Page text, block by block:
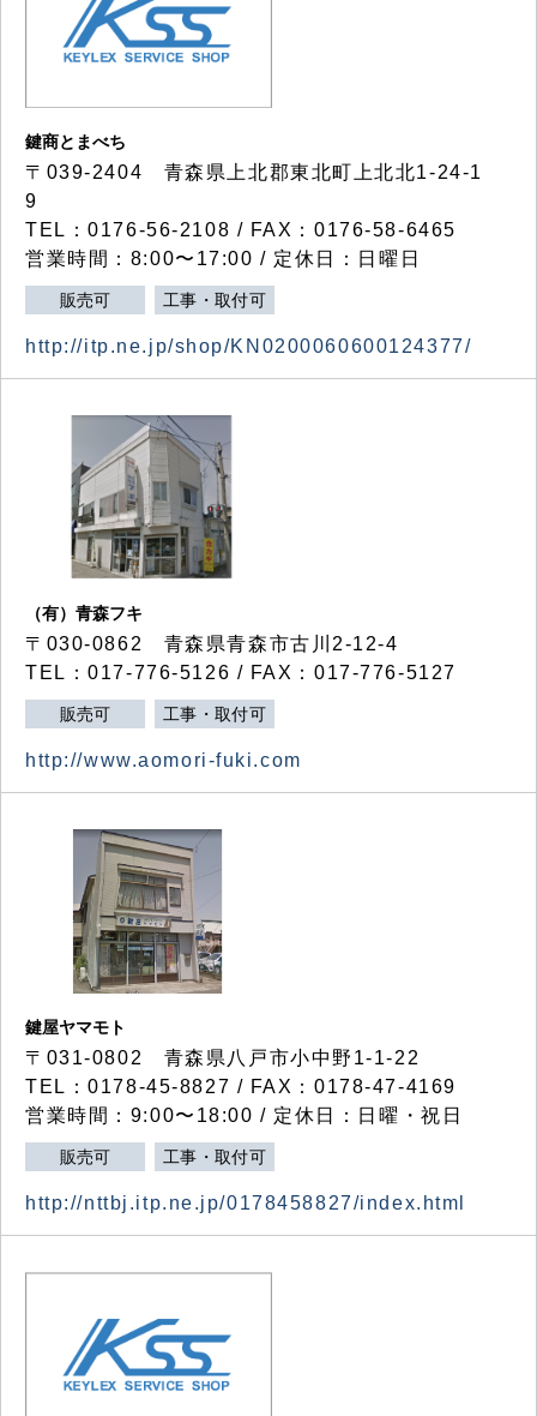
鍵商とまべち
〒039-2404 青森県上北郡東北町上北北1-24-1
9
TEL：0176-56-2108 / FAX：0176-58-6465
営業時間：8:00〜17:00 / 定休日：日曜日
販売可 工事・取付可
http://itp.ne.jp/shop/KN0200060600124377/
（有）青森フキ
〒030-0862 青森県青森市古川2-12-4
TEL：017-776-5126 / FAX：017-776-5127
販売可 工事・取付可
http://www.aomori-fuki.com
鍵屋ヤマモト
〒031-0802 青森県八戸市小中野1-1-22
TEL：0178-45-8827 / FAX：0178-47-4169
営業時間：9:00〜18:00 / 定休日：日曜・祝日
販売可 工事・取付可
http://nttbj.itp.ne.jp/0178458827/index.html